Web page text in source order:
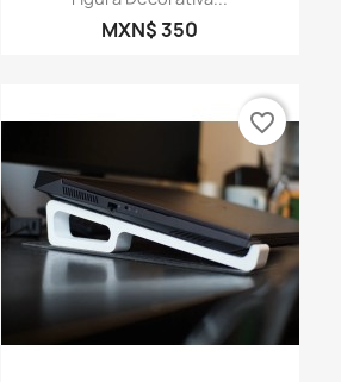
MXN$ 350
favorite_border